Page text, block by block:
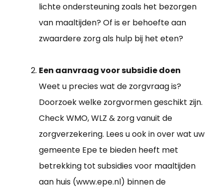
lichte ondersteuning zoals het bezorgen
van maaltijden? Of is er behoefte aan
zwaardere zorg als hulp bij het eten?
Een aanvraag voor subsidie doen
Weet u precies wat de zorgvraag is?
Doorzoek welke zorgvormen geschikt zijn.
Check WMO, WLZ & zorg vanuit de
zorgverzekering. Lees u ook in over wat uw
gemeente Epe te bieden heeft met
betrekking tot subsidies voor maaltijden
aan huis (www.epe.nl) binnen de